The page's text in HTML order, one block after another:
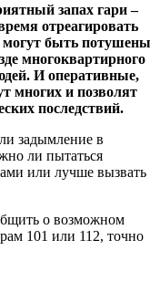
запах гари –
отреагировать
могут быть потушены
многоквартирного
И оперативные,
многих и позволят
последствий.
задымление в
ли пытаться
или лучше вызвать
о возможном
101 или 112, точно